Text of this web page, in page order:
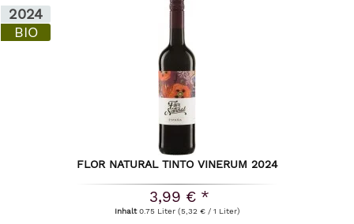
2024
BIO
FLOR NATURAL TINTO VINERUM 2024
3,99 € *
Inhalt0.75 Liter (5,32 € / 1 Liter)